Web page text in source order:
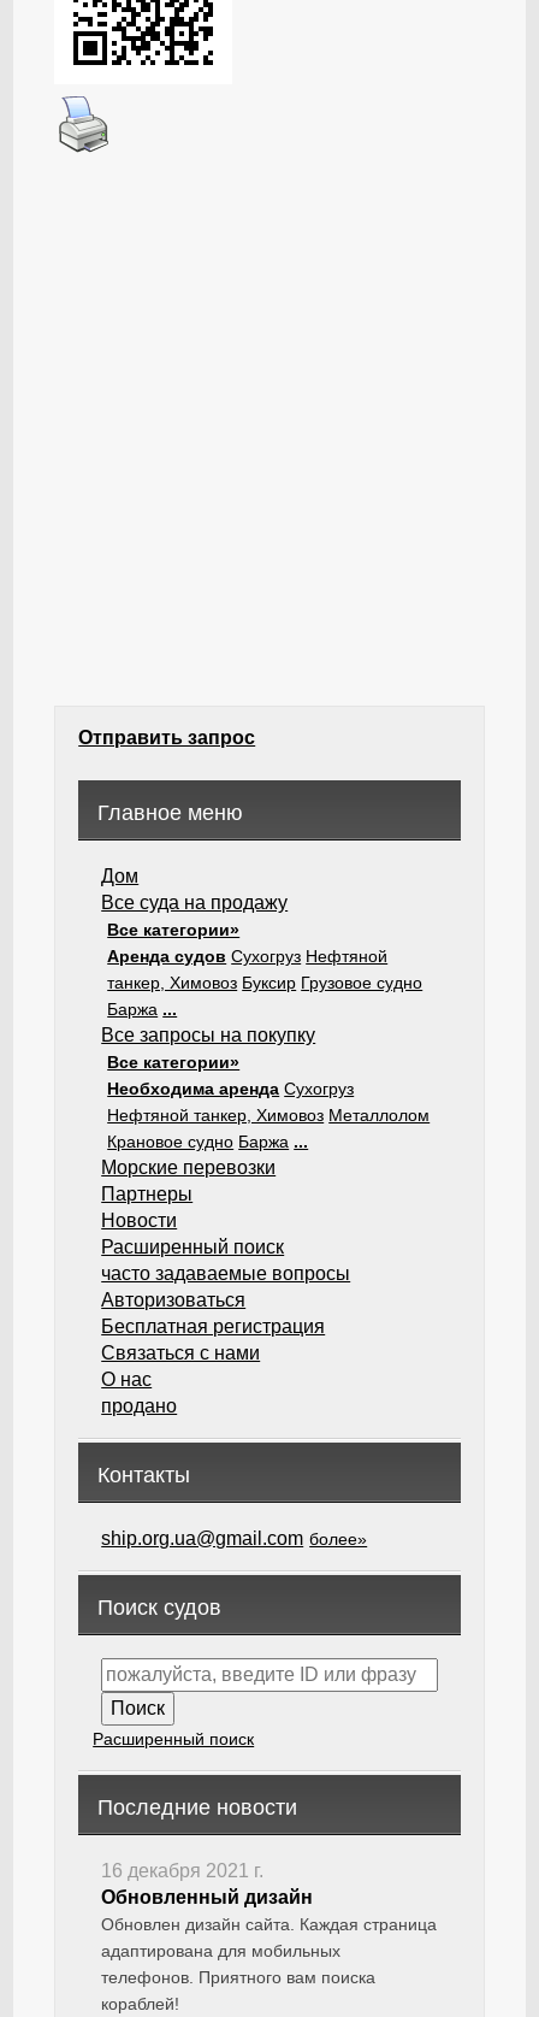
Отправить запрос
Главное меню
Дом
Все суда на продажу
Все категории»
Аренда судов Сухогруз Нефтяной
танкер, Химовоз Буксир Грузовое судно
Баржа ...
Все запросы на покупку
Все категории»
Необходима аренда Сухогруз
Нефтяной танкер, Химовоз Металлолом
Крановое судно Баржа ...
Морские перевозки
Партнеры
Новости
Расширенный поиск
часто задаваемые вопросы
Авторизоваться
Бесплатная регистрация
Связаться с нами
О нас
продано
Контакты
ship.org.ua@gmail.com более»
Поиск судов
Расширенный поиск
Последние новости
16 декабря 2021 г.
Обновленный дизайн
Обновлен дизайн сайта. Каждая страница
адаптирована для мобильных
телефонов. Приятного вам поиска
кораблей!